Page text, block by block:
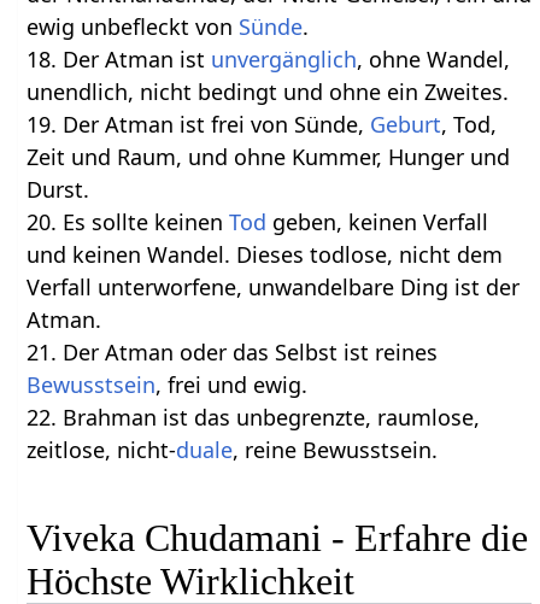
ewig unbefleckt von Sünde.
18. Der Atman ist unvergänglich, ohne Wandel,
unendlich, nicht bedingt und ohne ein Zweites.
19. Der Atman ist frei von Sünde, Geburt, Tod,
Zeit und Raum, und ohne Kummer, Hunger und
Durst.
20. Es sollte keinenTod geben, keinen Verfall
und keinen Wandel. Dieses todlose, nicht dem
Verfall unterworfene, unwandelbare Ding ist der
Atman.
21. Der Atman oder das Selbst ist reines
Bewusstsein, frei und ewig.
22. Brahman ist das unbegrenzte, raumlose,
zeitlose, nicht-duale, reine Bewusstsein.
Viveka Chudamani - Erfahre die
Höchste Wirklichkeit